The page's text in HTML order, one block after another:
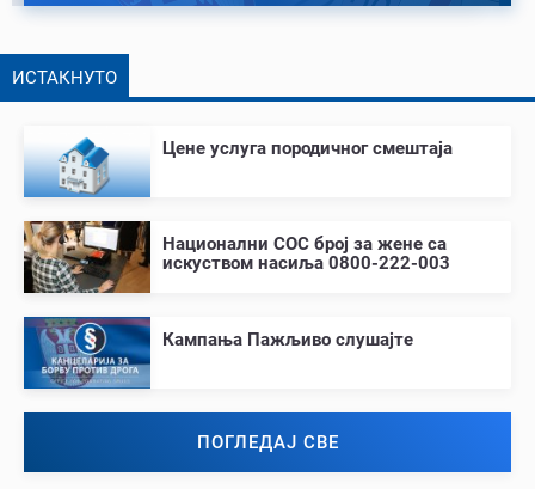
ИСТАКНУТО
Цене услуга породичног смештаја
Национални СОС број за жене са
искуством насиља 0800-222-003
Кампања Пажљиво слушајте
ПОГЛЕДАЈ СВЕ